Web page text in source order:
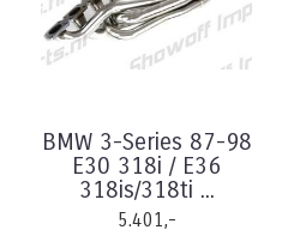
BMW 3-Series 87-98
E30 318i / E36
318is/318ti ...
5.401,-